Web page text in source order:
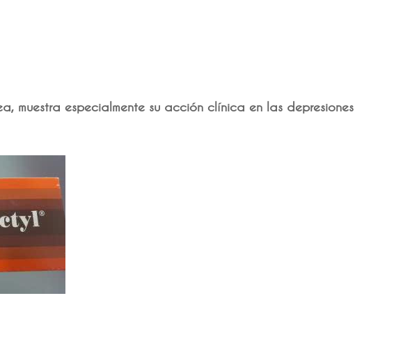
muestra especialmente su acción clínica en las depresiones